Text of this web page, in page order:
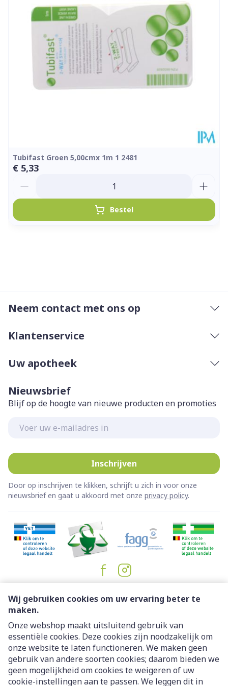
Wij gebruiken cookies om uw ervaring beter te
maken.
Onze webshop maakt uitsluitend gebruik van
essentiële cookies. Deze cookies zijn noodzakelijk om
onze website te laten functioneren. We maken geen
gebruik van andere soorten cookies; daarom bieden we
geen mogelijkheid om cookies te weigeren of uw
cookie-instellingen aan te passen. We leggen dit in
Behoud
Kamertemperatuur (15°C -
25°C)
Tubifast Groen 5,00cmx 1m 1 2481
€ 5,33
Bestel
Neem contact met ons op
Klantenservice
Uw apotheek
Nieuwsbrief
Blijf op de hoogte van nieuwe producten en promoties
Inschrijven
Door op inschrijven te klikken, schrijft u zich in voor onze
nieuwsbrief en gaat u akkoord met onze privacy policy.
Juridische links